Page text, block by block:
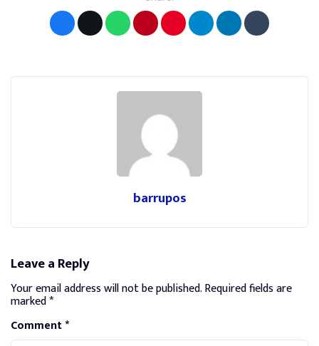
barrupos
Leave a Reply
Your email address will not be published.Required fields are
marked*
Comment*